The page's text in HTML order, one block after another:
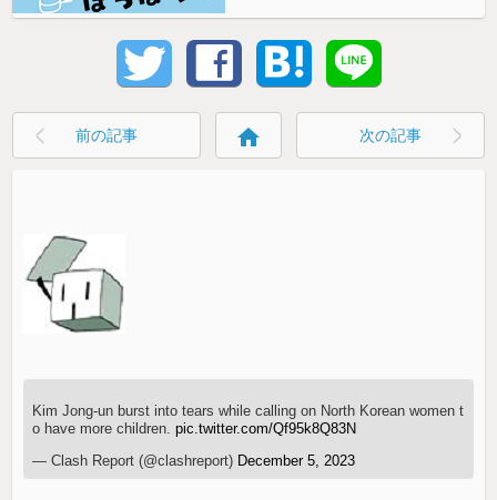
前の記事 home 次の記事
Kim Jong-un burst into tears while calling on North Korean women t
o have more children.pic.twitter.com/Qf95k8Q83N
— Clash Report (@clashreport) December 5, 2023